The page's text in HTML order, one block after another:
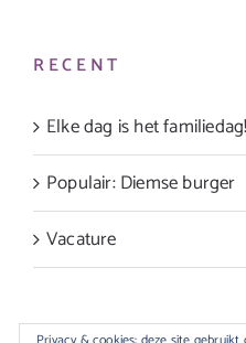
RECENT
Elke dag is het familiedag!
Populair: Diemse burger
Vacature